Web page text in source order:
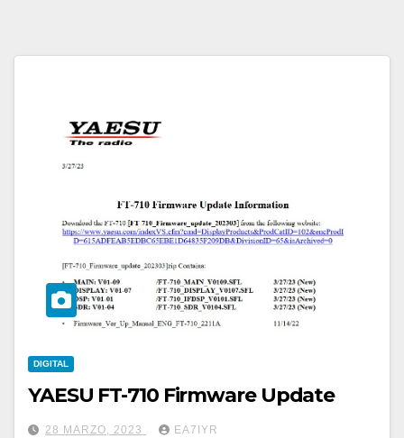
DIGITAL
YAESU FT-710 Firmware Update
28 MARZO, 2023 EA7IYR